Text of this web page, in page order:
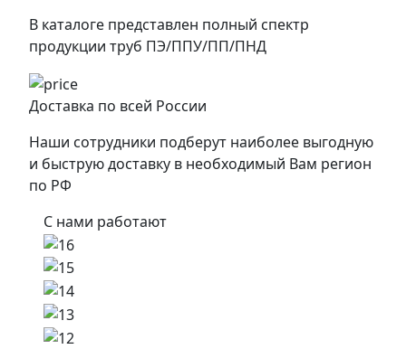
В каталоге представлен полный спектр
продукции труб ПЭ/ППУ/ПП/ПНД
Доставка по всей России
Наши сотрудники подберут наиболее выгодную
и быструю доставку в необходимый Вам регион
по РФ
С нами работают